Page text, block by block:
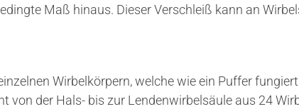
Maß hinaus. Dieser Verschleiß kann an
Wirbelkörpern, welche wie ein Puffer
von der Hals- bis zur Lendenwirbelsäule aus 24